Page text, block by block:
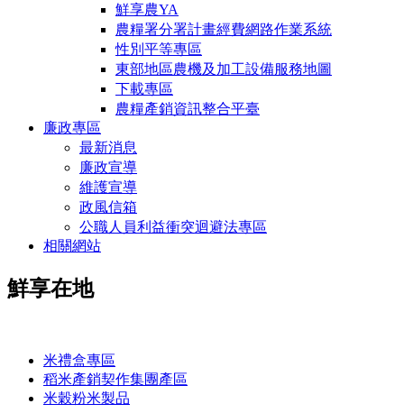
鮮享農YA
農糧署分署計畫經費網路作業系統
性別平等專區
東部地區農機及加工設備服務地圖
下載專區
農糧產銷資訊整合平臺
廉政專區
最新消息
廉政宣導
維護宣導
政風信箱
公職人員利益衝突迴避法專區
相關網站
鮮享在地
米禮盒專區
稻米產銷契作集團產區
米穀粉米製品